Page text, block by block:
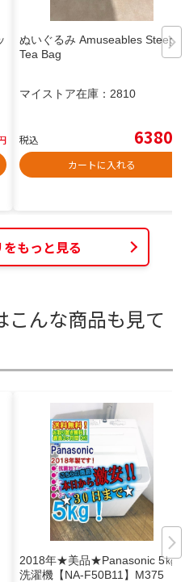
ぬいぐるみ Amuseables Steepy
Tea Bag
マイストア在庫： 2810
税込 6380
カートに入れる
もっと見る
こんな商品も見て
2018年★美品★Panasonic 5㎏
洗濯機【NA-F50B11】M375